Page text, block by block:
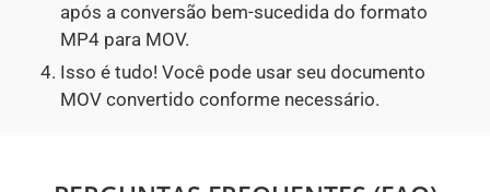
após a conversão bem-sucedida do formato
MP4 para MOV.
Isso é tudo! Você pode usar seu documento
MOV convertido conforme necessário.